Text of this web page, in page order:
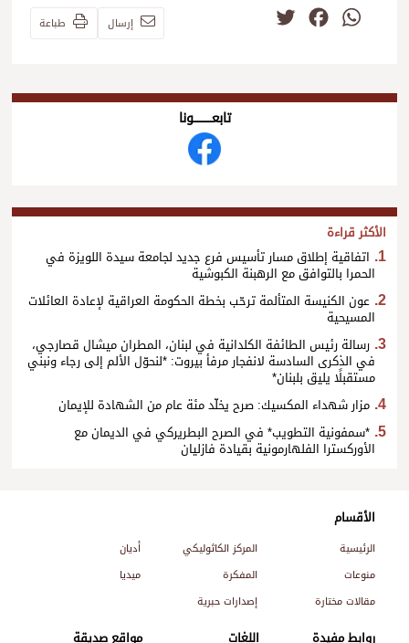
WhatsApp
Facebook إرسال طباعة
تابعــــــــــونا
الأكثر قراءة
اتفاقية إطلاق مسار تأسيس فرع جديد لجامعة سيدة اللويزة في
الحمرا بالتوافق مع الرهبنة الكبوشية
عون الكنيسة المتألمة ترحّب بخطة الحكومة العراقية لإعادة العائلات
المسيحية
رسالة رئيس الطائفة الكلدانية في لبنان، المطران ميشال قصارجي،
في الذكرى السادسة لانفجار مرفأ بيروت: *لنحوّل الألم إلى رجاء ونبني
مستقبلًا يليق بلبنان*
مزار شهداء المكسيك: صرح يخلّد مئة عام من الشهادة للإيمان
*سمفونية التطويب* في الصرح البطريركي في الديمان مع
الأوركسترا الفلهارمونية بقيادة فازليان
الأقسام
الرئيسية المركز الكاثوليكي
أديان
منوعات
المفكرة
ميديا
مقالات مختارة
إصدارات حبرية